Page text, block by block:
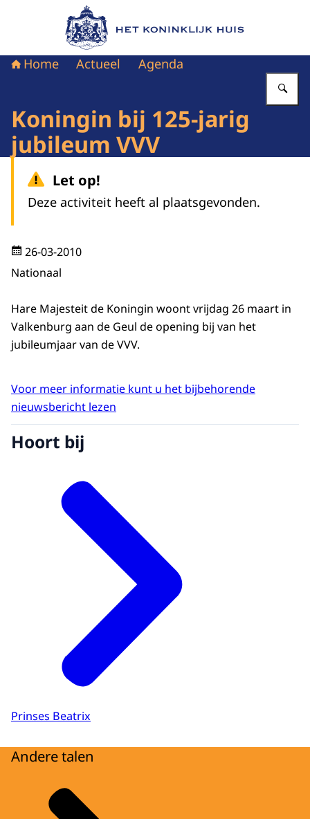
Naar de homepage van Het Koninklijk Huis
Home Actueel Agenda
Koningin bij 125-jarig
jubileum VVV
Let op!
Deze activiteit heeft al plaatsgevonden.
26-03-2010
Nationaal
Hare Majesteit de Koningin woont vrijdag 26 maart in
Valkenburg aan de Geul de opening bij van het
jubileumjaar van de VVV.
Voor meer informatie kunt u het bijbehorende
nieuwsbericht lezen
Hoort bij
Prinses Beatrix
Andere talen